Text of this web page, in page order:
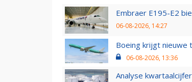
Embraer E195-E2
06-08-2026, 14:27
Boeing krijgt nieuwe
06-08-2026, 13:36
Analyse